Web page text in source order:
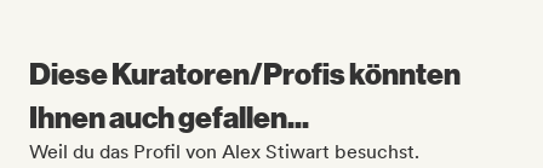
Diese Kuratoren/Profis könnten
Ihnen auch gefallen...
Weil du das Profil von Alex Stiwart besuchst.